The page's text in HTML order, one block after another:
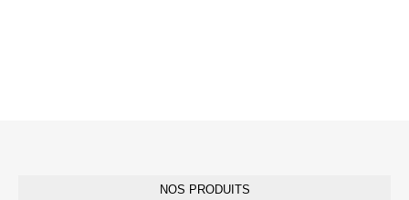
NOS PRODUITS